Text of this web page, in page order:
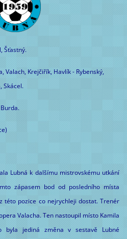
Šťastný.
Valach, Krejčiřík, Havlík - Rybenský,
Skácel.
Lubná k dalšímu mistrovskému utkání
zápasem bod od posledního místa
této pozice co nejrychleji dostat. Trenér
Valacha. Ten nastoupil místo Kamila
byla jediná změna v sestavě Lubné